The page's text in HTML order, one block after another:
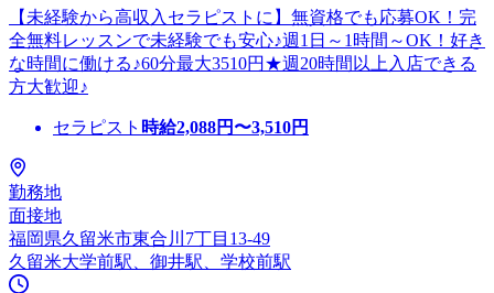
【未経験から高収入セラピストに】無資格でも応募OK！完
全無料レッスンで未経験でも安心♪週1日～1時間～OK！好き
な時間に働ける♪60分最大3510円★週20時間以上入店できる
方大歓迎♪
セラピスト 時給2,088円〜3,510円
勤務地
面接地
福岡県久留米市東合川7丁目13-49
久留米大学前駅、御井駅、学校前駅